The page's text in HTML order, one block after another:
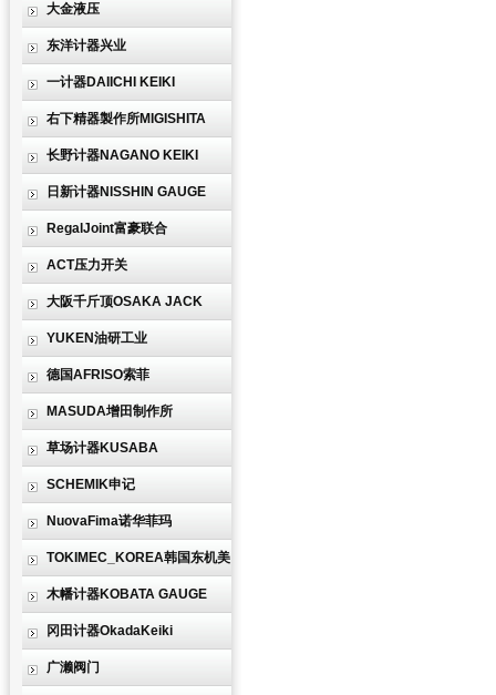
大金液压
东洋计器兴业
一计器DAIICHI KEIKI
右下精器製作所MIGISHITA
长野计器NAGANO KEIKI
日新计器NISSHIN GAUGE
RegalJoint富豪联合
ACT压力开关
大阪千斤顶OSAKA JACK
YUKEN油研工业
德国AFRISO索菲
MASUDA增田制作所
草场计器KUSABA
SCHEMIK申记
NuovaFima诺华菲玛
TOKIMEC_KOREA韩国东机美
木幡计器KOBATA GAUGE
冈田计器OkadaKeiki
广濑阀门